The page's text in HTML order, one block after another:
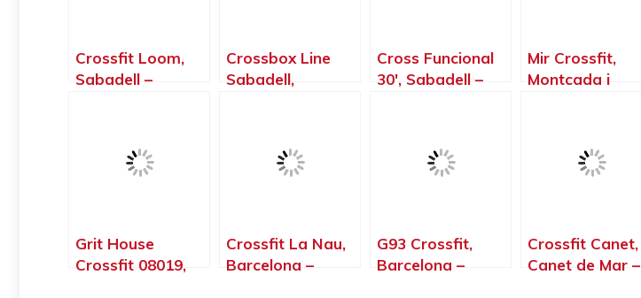
Crossfit Loom,
Sabadell –
Crossbox Line
Sabadell,
Cross Funcional
30′, Sabadell –
Mir Crossfit,
Montcada i
Grit House
Crossfit 08019,
Crossfit La Nau,
Barcelona –
G93 Crossfit,
Barcelona –
Crossfit Canet,
Canet de Mar –